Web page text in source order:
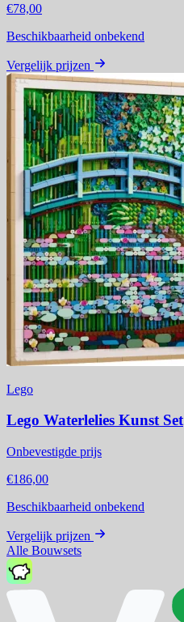
€78,00
Beschikbaarheid onbekend
Vergelijk prijzen
Lego
Lego Waterlelies Kunst Set
Onbevestigde prijs
€186,00
Beschikbaarheid onbekend
Vergelijk prijzen
Alle Bouwsets